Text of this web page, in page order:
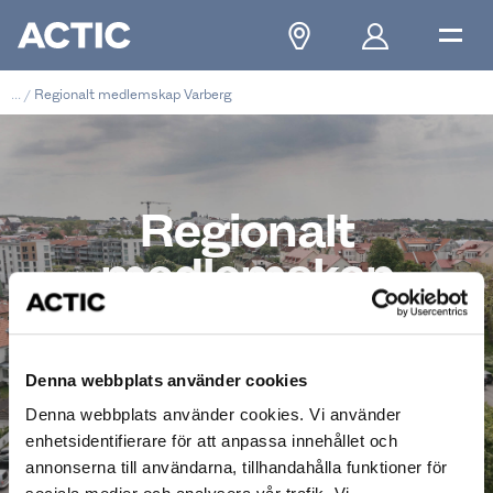
Denna webbplats använder cookies
Denna webbplats använder cookies. Vi använder
enhetsidentifierare för att anpassa innehållet och
annonserna till användarna, tillhandahålla funktioner för
/ Regionalt medlemskap Varberg
Regionalt
medlemskap
fr. 499 kr/mån